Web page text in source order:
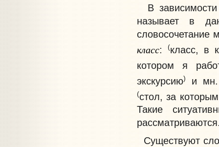
В зависимости
называет в
словосочетание
класс: (класс, в
котором я
экскурсию) и
(стол, за
Такие
Существуют